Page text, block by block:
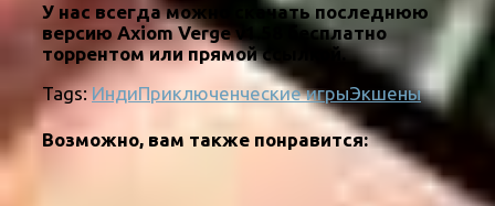
У нас всегда можно скачать последнюю
версию Axiom Verge v1.58 бесплатно
торрентом или прямой ссылкой.
Tags: ИндиПриключенческие игрыЭкшены
Возможно, вам также понравится: